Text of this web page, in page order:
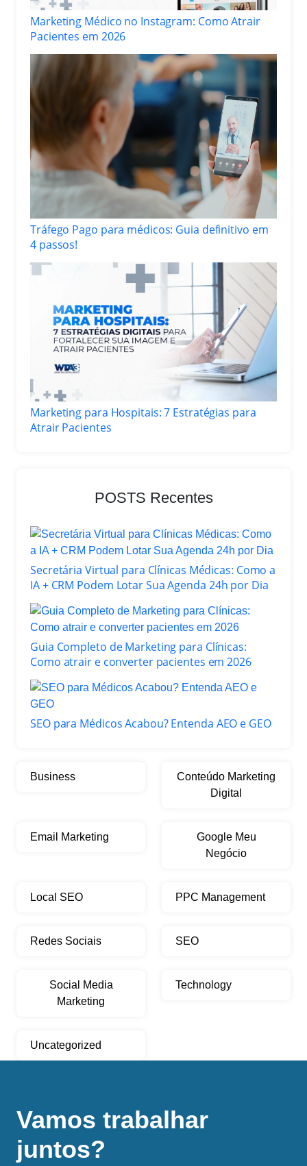
Marketing Médico no Instagram: Como Atrair
Pacientes em 2026
Tráfego Pago para médicos: Guia definitivo em
4 passos!
Marketing para Hospitais: 7 Estratégias para
Atrair Pacientes
POSTS Recentes
Secretária Virtual para Clínicas Médicas: Como a
IA + CRM Podem Lotar Sua Agenda 24h por Dia
Guia Completo de Marketing para Clínicas:
Como atrair e converter pacientes em 2026
SEO para Médicos Acabou? Entenda AEO e GEO
Business
Conteúdo Marketing
Digital
Email Marketing
Google Meu
Negócio
Local SEO PPC Management
Redes Sociais SEO
Social Media
Marketing
Technology
Uncategorized
Vamos trabalhar
juntos?